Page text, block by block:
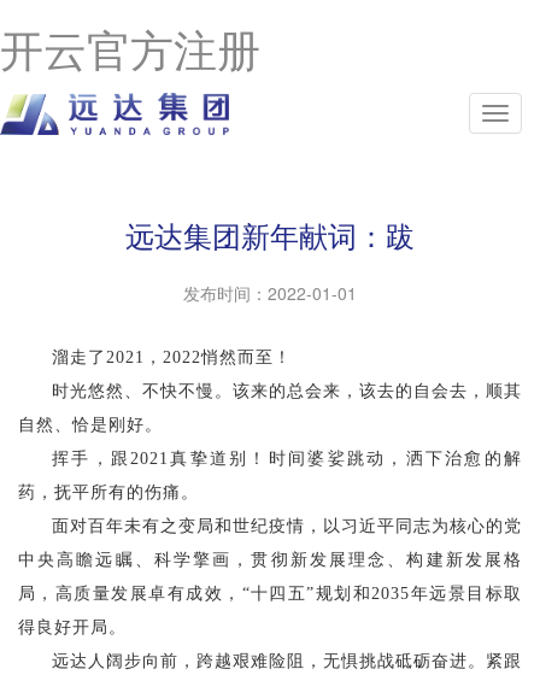
开云官方注册
远达集团新年献词：跋
发布时间： 2022-01-01
溜走了2021，2022悄然而至！
时光悠然、不快不慢。该来的总会来，该去的自会去，顺其
自然、恰是刚好。
挥手，跟2021真挚道别！时间婆娑跳动，洒下治愈的解
药，抚平所有的伤痛。
面对百年未有之变局和世纪疫情，以习近平同志为核心的党
中央高瞻远瞩、科学擎画，贯彻新发展理念、构建新发展格
局，高质量发展卓有成效，“十四五”规划和2035年远景目标取
得良好开局。
远达人阔步向前，跨越艰难险阻，无惧挑战砥砺奋进。紧跟